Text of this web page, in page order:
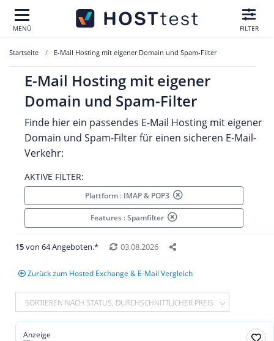
MENÜ FILTER
Startseite E-Mail Hosting mit eigener Domain und Spam-Filter
E-Mail Hosting mit eigener
Domain und Spam-Filter
Finde hier ein passendes E-Mail Hosting mit eigener
Domain und Spam-Filter für einen sicheren E-Mail-
Verkehr:
AKTIVE FILTER:
Plattform : IMAP & POP3
Features : Spamfilter
15von 64 Angeboten.* 03.08.2026
Zurück zum Hosted Exchange & E-Mail Vergleich
SORTIEREN NACH STATUS, DURCHSCHNITTLICHER PREIS
Anzeige